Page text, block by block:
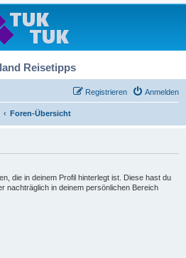
Reisetipps
Anmelden
Registrieren
Foren-Übersicht
die in deinem Profil hinterlegt ist. Diese hast du
nachträglich in deinem persönlichen Bereich